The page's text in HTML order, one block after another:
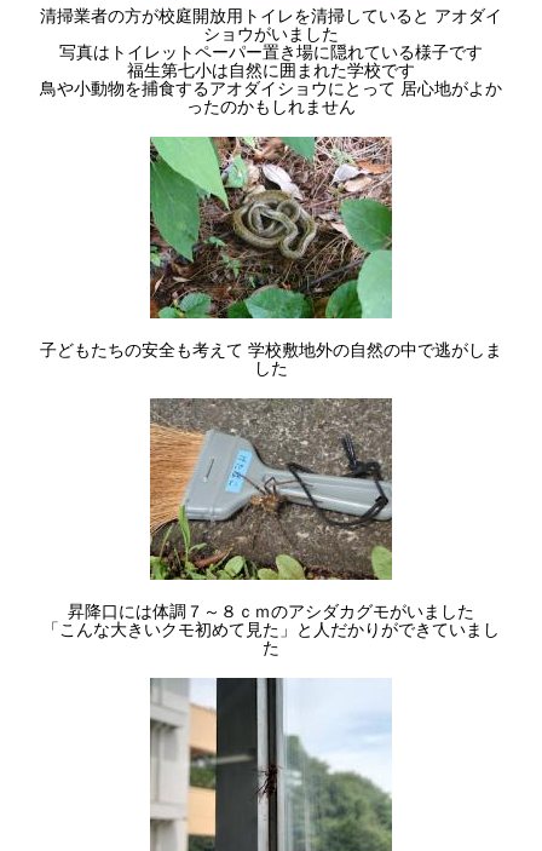
清掃業者の方が校庭開放用トイレを清掃していると アオダイ
ショウがいました
写真はトイレットペーパー置き場に隠れている様子です
福生第七小は自然に囲まれた学校です
鳥や小動物を捕食するアオダイショウにとって 居心地がよか
ったのかもしれません
子どもたちの安全も考えて 学校敷地外の自然の中で逃がしま
した
昇降口には体調７～８ｃｍのアシダカグモがいました
「こんな大きいクモ初めて見た」と人だかりができていまし
た